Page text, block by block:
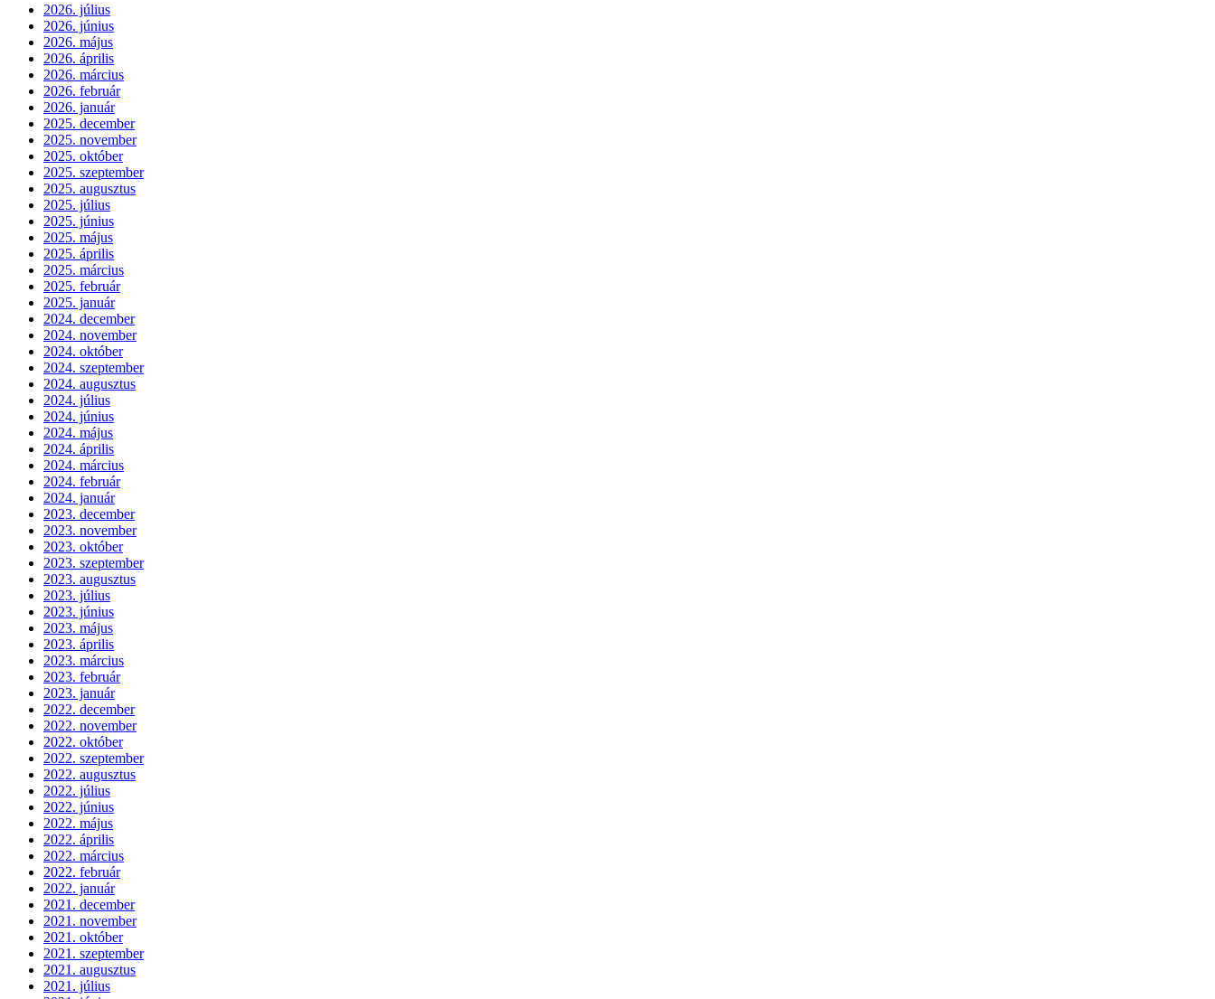
2026. július
2026. június
2026. május
2026. április
2026. március
2026. február
2026. január
2025. december
2025. november
2025. október
2025. szeptember
2025. augusztus
2025. július
2025. június
2025. május
2025. április
2025. március
2025. február
2025. január
2024. december
2024. november
2024. október
2024. szeptember
2024. augusztus
2024. július
2024. június
2024. május
2024. április
2024. március
2024. február
2024. január
2023. december
2023. november
2023. október
2023. szeptember
2023. augusztus
2023. július
2023. június
2023. május
2023. április
2023. március
2023. február
2023. január
2022. december
2022. november
2022. október
2022. szeptember
2022. augusztus
2022. július
2022. június
2022. május
2022. április
2022. március
2022. február
2022. január
2021. december
2021. november
2021. október
2021. szeptember
2021. augusztus
2021. július